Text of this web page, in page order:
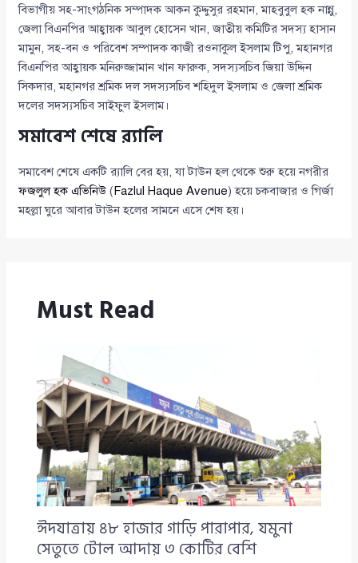
বিভাগীয় সহ-সাংগঠনিক সম্পাদক আকন কুদ্দুসুর রহমান, মাহবুবুল হক নান্নু,
জেলা বিএনপির আহ্বায়ক আবুল হোসেন খান, জাতীয় কমিটির সদস্য হাসান
মামুন, সহ-বন ও পরিবেশ সম্পাদক কাজী রওনাকুল ইসলাম টিপু, মহানগর
বিএনপির আহ্বায়ক মনিরুজ্জামান খান ফারুক, সদস্যসচিব জিয়া উদ্দিন
সিকদার, মহানগর শ্রমিক দল সদস্যসচিব শহিদুল ইসলাম ও জেলা শ্রমিক
দলের সদস্যসচিব সাইফুল ইসলাম।
সমাবেশ শেষে র‍্যালি
সমাবেশ শেষে একটি র‌্যালি বের হয়, যা টাউন হল থেকে শুরু হয়ে নগরীর
ফজলুল হক এভিনিউ (Fazlul Haque Avenue) হয়ে চকবাজার ও গির্জা
মহল্লা ঘুরে আবার টাউন হলের সামনে এসে শেষ হয়।
Must Read
ঈদযাত্রায় ৪৮ হাজার গাড়ি পারাপার, যমুনা
সেতুতে টোল আদায় ৩ কোটির বেশি